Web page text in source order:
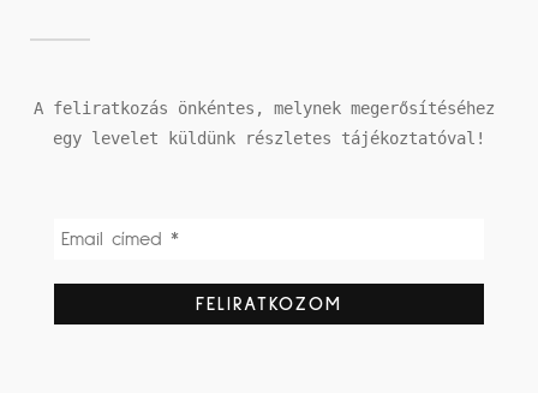
A feliratkozás önkéntes, melynek megerősítéséhez
egy levelet küldünk részletes tájékoztatóval!